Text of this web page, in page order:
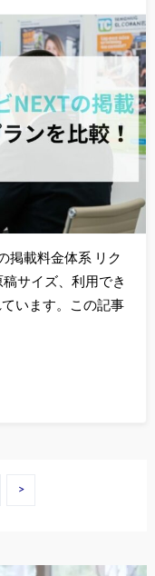
掲載料金体系 リク
サイズ、利用でき
います。この記事
>